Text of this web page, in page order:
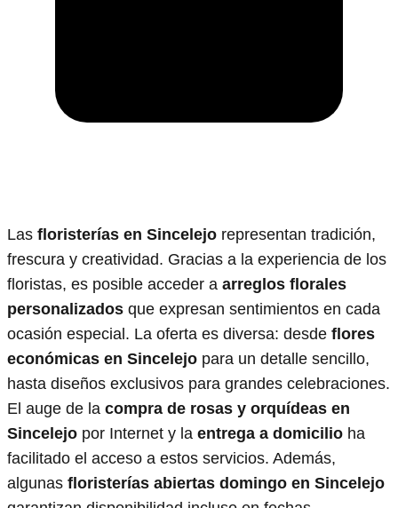
Las floristerías en Sincelejo representan tradición,
frescura y creatividad. Gracias a la experiencia de los
floristas, es posible acceder a arreglos florales
personalizados que expresan sentimientos en cada
ocasión especial. La oferta es diversa: desde flores
económicas en Sincelejo para un detalle sencillo,
hasta diseños exclusivos para grandes celebraciones.
El auge de la compra de rosas y orquídeas en
Sincelejo por Internet y la entrega a domicilio ha
facilitado el acceso a estos servicios. Además,
algunas floristerías abiertas domingo en Sincelejo